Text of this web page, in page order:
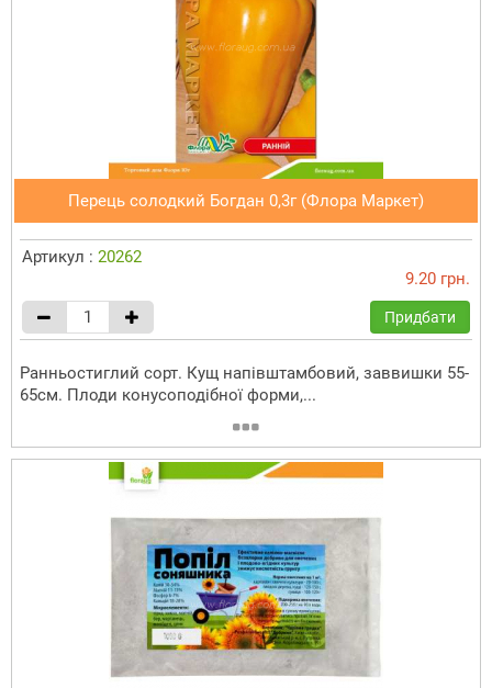
Перець солодкий Богдан 0,3г (Флора Маркет)
Артикул : 20262
9.20 грн.
Придбати
Ранньостиглий сорт. Кущ напівштамбовий, заввишки 55-
65см. Плоди конусоподібної форми,...